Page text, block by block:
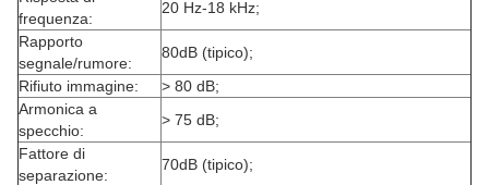
frequenza:
20 Hz-18 kHz;
Rapporto
segnale/rumore:
80dB (tipico);
Rifiuto immagine:
> 80 dB;
Armonica a
specchio:
> 75 dB;
Fattore di
separazione:
70dB (tipico);